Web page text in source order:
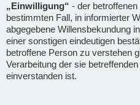
„Einwilligung“ - der
bestimmten Fall, in informierter
abgegebene Willensbekundung
einer sonstigen eindeutigen
betroffene Person zu verstehen
Verarbeitung der sie
einverstanden ist.